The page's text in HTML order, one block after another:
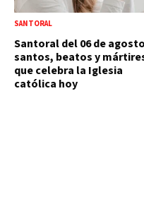
SANTORAL
Santoral del 06 de
santos, beatos y
que celebra la Iglesia
católica hoy